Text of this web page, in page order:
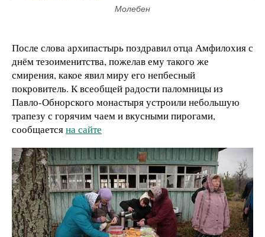
Молебен
После слова архипастырь поздравил отца Амфилохия с
днём тезоименитства, пожелав ему такого же
смирения, какое явил миру его непбесный
покровитель. К всеобщей радости паломницы из
Павло-Обнорского монастыря устроили небольшую
трапезу с горячим чаем и вкусными пирогами,
сообщаетсяна сайте